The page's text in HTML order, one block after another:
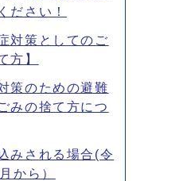
ださい！
対策としてのご
方】
策のための避難
みの捨て方につ
みされる場合(令
から）